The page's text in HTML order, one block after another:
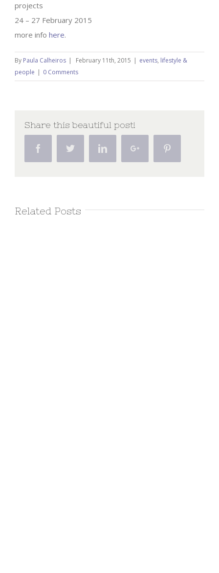
projects
24 – 27 February 2015
more info here.
By Paula Calheiros | February 11th, 2015 | events, lifestyle &
people | 0 Comments
Share this beautiful post!
Facebook Twitter LinkedinGoogle+
Related Posts